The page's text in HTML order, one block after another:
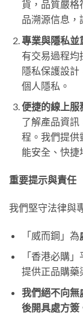
貨，品質嚴格
品溯源信息，
專業與隱私並
有交易過程均
隱私保護設計
個人隱私。
便捷的線上服
了解產品資訊
程。我們提供
能安全、快捷
重要提示與責任
我們堅守法律與
「威而鋼」為
「香港必購
提供正品購藥
我們絕不向無
後開具處方簽